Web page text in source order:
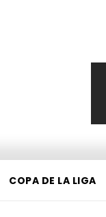
COPA DE LA LIGA